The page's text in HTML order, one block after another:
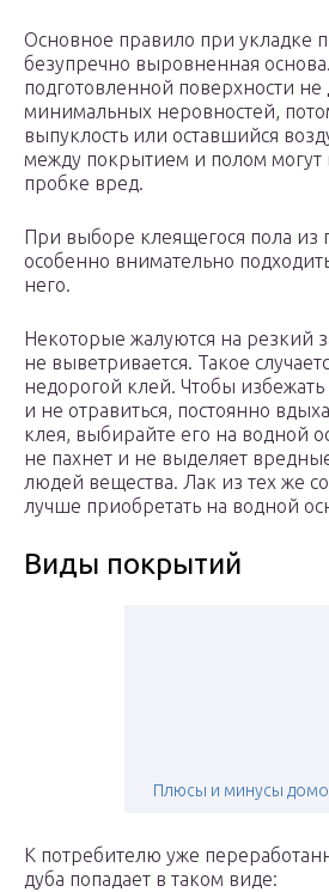
Основное правило при укладке
безупречно выровненная
подготовленной поверхности
минимальных неровностей,
выпуклость или оставшийся
между покрытием и полом могут
пробке вред.
При выборе клеящегося пола из
особенно внимательно
него.
Некоторые жалуются на резкий
не выветривается. Такое
недорогой клей. Чтобы избежать
и не отравиться, постоянно
клея, выбирайте его на водной
не пахнет и не выделяет
людей вещества. Лак из тех же
лучше приобретать на водной
Виды покрытий
Плюсы и минусы
К потребителю уже
дуба попадает в таком виде: